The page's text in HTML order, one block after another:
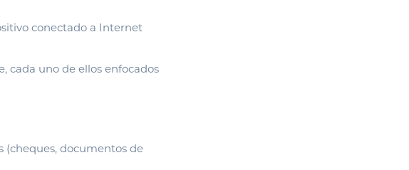
conectado a Internet
cada uno de ellos enfocados
(cheques, documentos de